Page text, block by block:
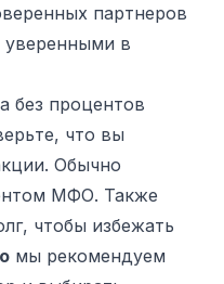
партнеров
в
без процентов
что вы
Обычно
МФО. Также
чтобы избежать
мы рекомендуем